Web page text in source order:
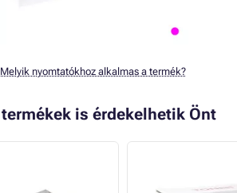
Melyik nyomtatókhoz alkalmas a termék?
termékek is érdekelhetik Önt